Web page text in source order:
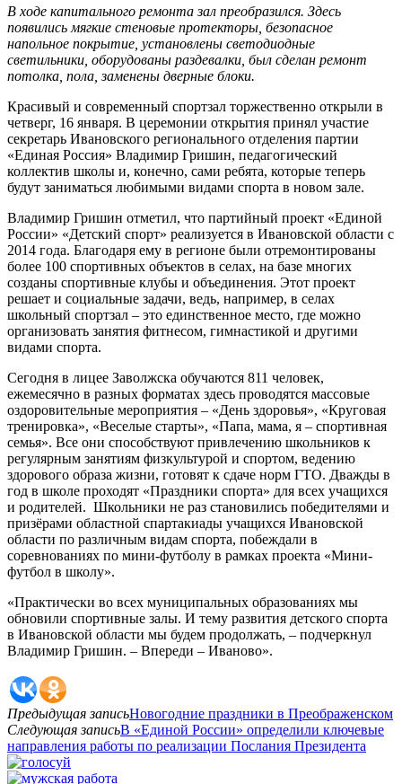
В ходе капитального ремонта зал преобразился. Здесь
появились мягкие стеновые протекторы, безопасное
напольное покрытие, установлены светодиодные
светильники, оборудованы раздевалки, был сделан ремонт
потолка, пола, заменены дверные блоки.
Красивый и современный спортзал торжественно открыли в
четверг, 16 января. В церемонии открытия принял участие
секретарь Ивановского регионального отделения партии
«Единая Россия» Владимир Гришин, педагогический
коллектив школы и, конечно, сами ребята, которые теперь
будут заниматься любимыми видами спорта в новом зале.
Владимир Гришин отметил, что партийный проект «Единой
России» «Детский спорт» реализуется в Ивановской области с
2014 года. Благодаря ему в регионе были отремонтированы
более 100 спортивных объектов в селах, на базе многих
созданы спортивные клубы и объединения. Этот проект
решает и социальные задачи, ведь, например, в селах
школьный спортзал – это единственное место, где можно
организовать занятия фитнесом, гимнастикой и другими
видами спорта.
Сегодня в лицее Заволжска обучаются 811 человек,
ежемесячно в разных форматах здесь проводятся массовые
оздоровительные мероприятия – «День здоровья», «Круговая
тренировка», «Веселые старты», «Папа, мама, я – спортивная
семья». Все они способствуют привлечению школьников к
регулярным занятиям физкультурой и спортом, ведению
здорового образа жизни, готовят к сдаче норм ГТО. Дважды в
год в школе проходят «Праздники спорта» для всех учащихся
и родителей. Школьники не раз становились победителями и
призёрами областной спартакиады учащихся Ивановской
области по различным видам спорта, побеждали в
соревнованиях по мини-футболу в рамках проекта «Мини-
футбол в школу».
«Практически во всех муниципальных образованиях мы
обновили спортивные залы. И тему развития детского спорта
в Ивановской области мы будем продолжать, – подчеркнул
Владимир Гришин. – Впереди – Иваново».
Предыдущая записьНовогодние праздники в Преображенском
Следующая записьВ «Единой России» определили ключевые
направления работы по реализации Послания Президента